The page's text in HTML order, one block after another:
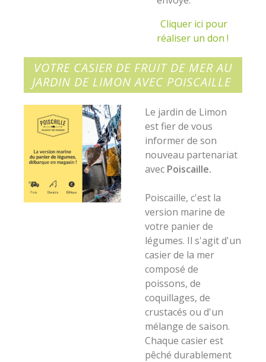
Cliquer ici pour
réaliser un don !
VOTRE CASIER DE FRUIT DE MER AU
JARDIN DE LIMON AVEC POISCAILLE
Le jardin de Limon
est fier de vous
informer de son
nouveau partenariat
avec Poiscaille.
Poiscaille, c'est la
version marine de
votre panier de
légumes. Il s'agit d'un
casier de la mer
composé de
poissons, de
coquillages, de
crustacés ou d'un
mélange de saison.
Chaque casier est
pêché durablement